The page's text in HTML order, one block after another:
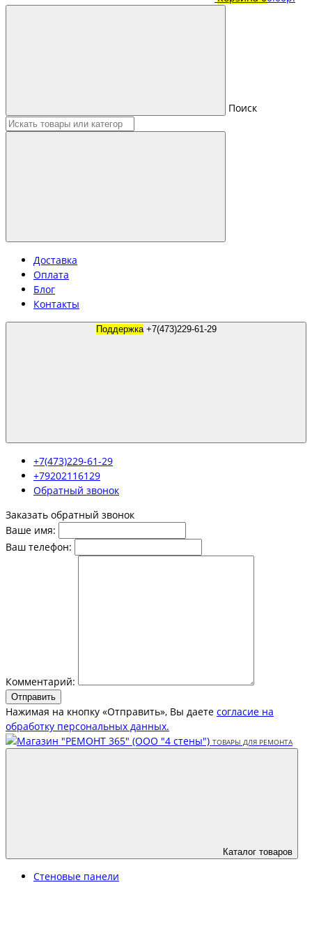
Поиск
Доставка
Оплата
Блог
Контакты
Поддержка +7(473)229-61-29
+7(473)229-61-29
+79202116129
Обратный звонок
Заказать обратный звонок
Ваше имя:
Ваш телефон:
Комментарий:
Отправить
Нажимая на кнопку «Отправить», Вы даете согласие на
обработку персональных данных.
Каталог товаров
Стеновые панели